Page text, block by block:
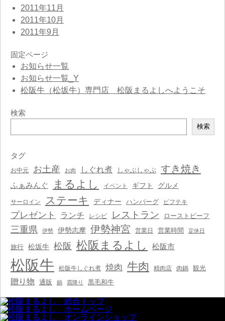
2011年11月
2011年10月
2011年9月
固定ページ
お知らせ一覧
お知らせ一覧_Y
松阪牛（松坂牛）専門店 松阪まるよしへようこそ
検索
索
検索
タグ
お中元 お土産 お肉 しぐれ煮 しゃぶしゃぶ すき焼き
ふぁみんぐ まるよし イベント ギフト グルメ
サーロイン ステーキ ディナー ハンバーグ ビフテキ
プレゼント ランチ レシピ レストラン ローストビーフ
三重県 伊勢 伊勢志摩 伊勢神宮 営業日 営業時間 定休日
旅行 松坂牛 松阪 松阪まるよし 松阪市
松阪牛 松阪牛しぐれ煮 焼肉 牛肉 精肉店 肉鍋 観光
贈り物 通販 鍋 霜降り 黒毛和牛